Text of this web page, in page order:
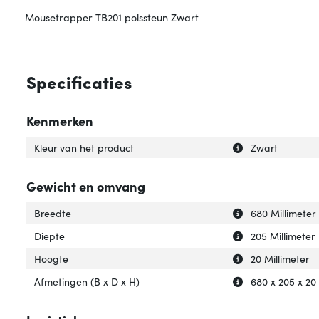
Mousetrapper TB201 polssteun Zwart
Specificaties
Kenmerken
Uitleg over
Verberg uitleg
Kleur van het product Zwart
Gewicht en omvang
Uitleg over
Verberg uitleg
Breedte
680 Millimeter
Uitleg over
Verberg uitleg
Diepte
205 Millimeter
Uitleg over
Verberg uitleg
Hoogte
20 Millimeter
Uitleg over
Verberg uitleg
Afmetingen (B x D x H) 680 x 205 x